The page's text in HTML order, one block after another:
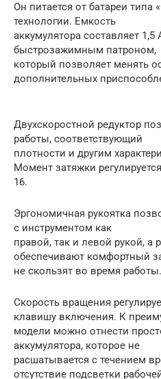
Он питается от батареи
технологии. Емкость
аккумулятора составляет
быстрозажимным патроном,
который позволяет менять
дополнительных
Двухскоростной редуктор
работы, соответствующий
плотности и другим
Момент затяжки
16.
Эргономичная рукоятка
с инструментом как
правой, так и левой рукой, а
обеспечивают комфортный
не скользят во время работы.
Скорость вращения
клавишу включения. К
модели можно отнести
аккумулятора, которое не
расшатывается с течением
отсутствие подсветки